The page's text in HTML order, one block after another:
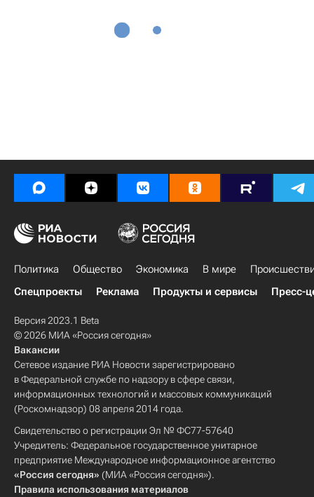
Политика Общество Экономика В мире
Спецпроекты
Реклама Продукты и сервисы Пресс-
Версия 2023.1 Beta
© 2026 МИА «Россия сегодня»
Вакансии
Сетевое издание РИА Новости зарегистрировано
в Федеральной службе по надзору в сфере связи,
информационных технологий и массовых коммуникаций
(Роскомнадзор) 08 апреля 2014 года.
Свидетельство о регистрации Эл № ФС77-57640
Учредитель: Федеральное государственное унитарное
предприятие Международное информационное агентство
«Россия сегодня» (МИА «Россия сегодня»).
Правила использования материалов